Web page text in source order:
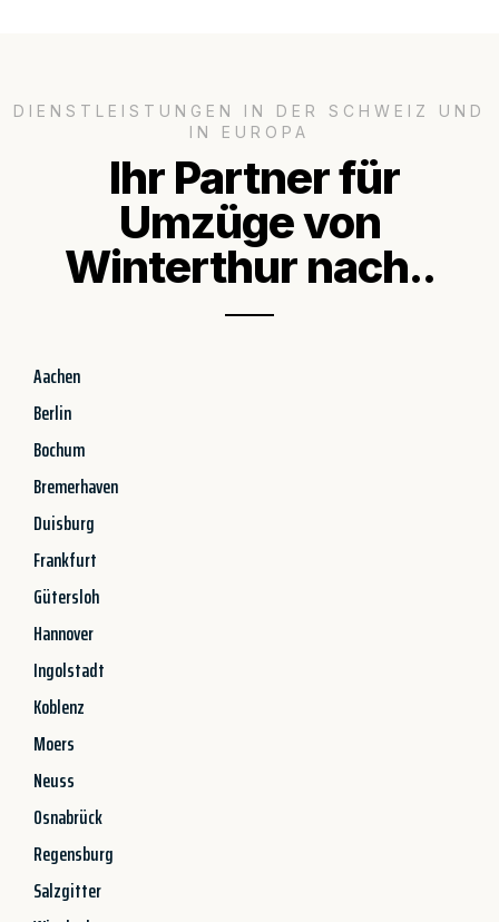
DIENSTLEISTUNGEN IN DER SCHWEIZ UND
IN EUROPA
Ihr Partner für
Umzüge von
Winterthur nach..
Aachen
Berlin
Bochum
Bremerhaven
Duisburg
Frankfurt
Gütersloh
Hannover
Ingolstadt
Koblenz
Moers
Neuss
Osnabrück
Regensburg
Salzgitter